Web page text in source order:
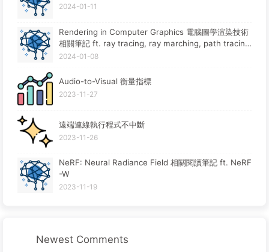
2024-01-11
Rendering in Computer Graphics 電腦圖學渲染技術
相關筆記 ft. ray tracing, ray marching, path tracin
g, rasterization
2024-01-08
Audio-to-Visual 衡量指標
2023-11-27
遠端連線執行程式不中斷
2023-11-26
NeRF: Neural Radiance Field 相關閱讀筆記 ft. NeRF
-W
2023-11-19
Newest Comments